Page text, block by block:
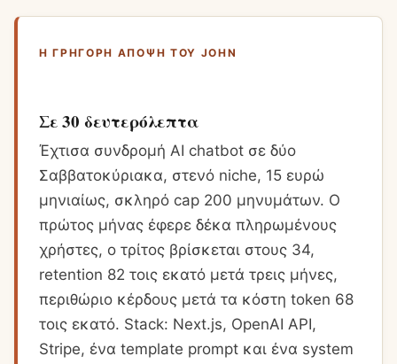
Η ΓΡΉΓΟΡΗ ΆΠΟΨΗ ΤΟΥ JOHN
Σε 30 δευτερόλεπτα
Έχτισα συνδρομή AI chatbot σε δύο
Σαββατοκύριακα, στενό niche, 15 ευρώ
μηνιαίως, σκληρό cap 200 μηνυμάτων. Ο
πρώτος μήνας έφερε δέκα πληρωμένους
χρήστες, ο τρίτος βρίσκεται στους 34,
retention 82 τοις εκατό μετά τρεις μήνες,
περιθώριο κέρδους μετά τα κόστη token 68
τοις εκατό. Stack: Next.js, OpenAI API,
Stripe, ένα template prompt και ένα system